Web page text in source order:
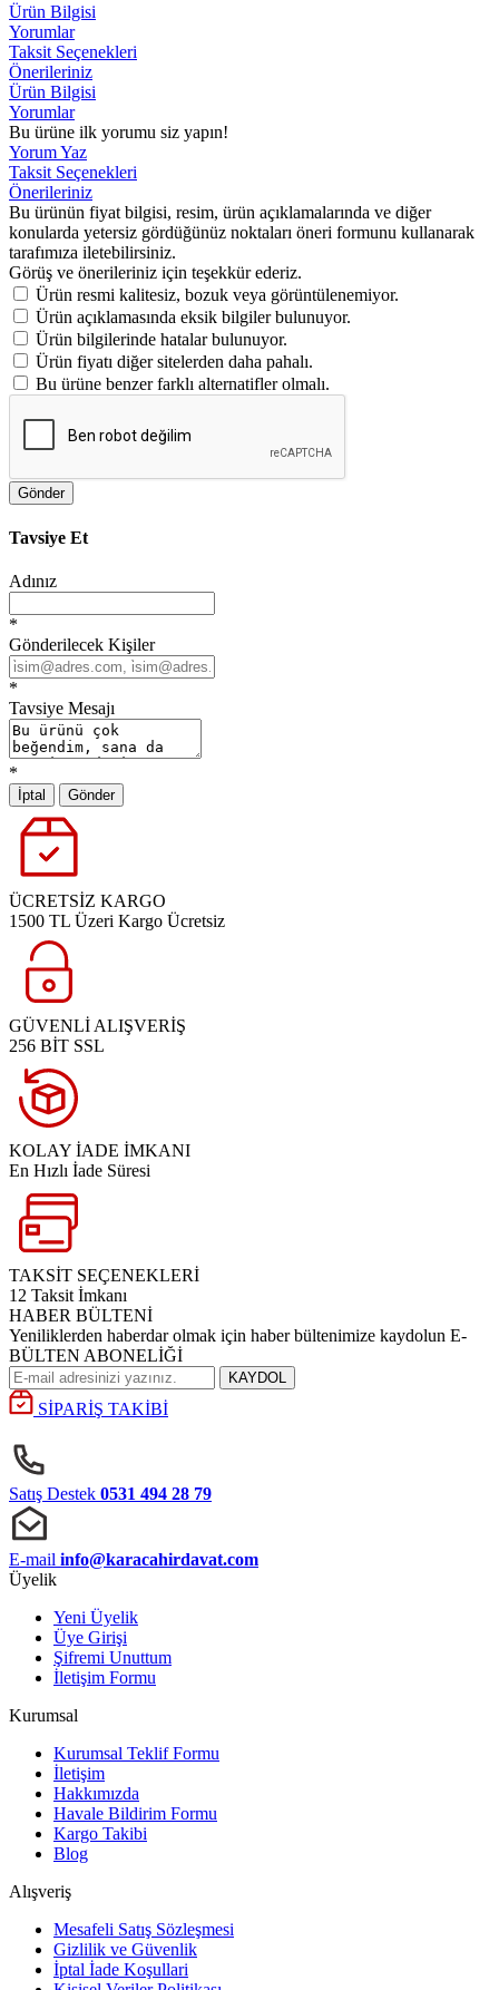
Ürün Bilgisi
Yorumlar
Taksit Seçenekleri
Önerileriniz
Ürün Bilgisi
Yorumlar
Bu ürüne ilk yorumu siz yapın!
Yorum Yaz
Taksit Seçenekleri
Önerileriniz
Bu ürünün fiyat bilgisi, resim, ürün açıklamalarında ve diğer
konularda yetersiz gördüğünüz noktaları öneri formunu kullanarak
tarafımıza iletebilirsiniz.
Görüş ve önerileriniz için teşekkür ederiz.
Ürün resmi kalitesiz, bozuk veya görüntülenemiyor.
Ürün açıklamasında eksik bilgiler bulunuyor.
Ürün bilgilerinde hatalar bulunuyor.
Ürün fiyatı diğer sitelerden daha pahalı.
Bu ürüne benzer farklı alternatifler olmalı.
Gönder
Tavsiye Et
Adınız
*
Gönderilecek Kişiler
*
Tavsiye Mesajı
*
İptal Gönder
ÜCRETSİZ KARGO
1500 TL Üzeri Kargo Ücretsiz
GÜVENLİ ALIŞVERİŞ
256 BİT SSL
KOLAY İADE İMKANI
En Hızlı İade Süresi
TAKSİT SEÇENEKLERİ
12 Taksit İmkanı
HABER BÜLTENİ
Yeniliklerden haberdar olmak için haber bültenimize kaydolun E-
BÜLTEN ABONELİĞİ
KAYDOL
SİPARİŞ TAKİBİ
Satış Destek 0531 494 28 79
E-mail info@karacahirdavat.com
Üyelik
Yeni Üyelik
Üye Girişi
Şifremi Unuttum
İletişim Formu
Kurumsal
Kurumsal Teklif Formu
İletişim
Hakkımızda
Havale Bildirim Formu
Kargo Takibi
Blog
Alışveriş
Mesafeli Satış Sözleşmesi
Gizlilik ve Güvenlik
İptal İade Koşullari